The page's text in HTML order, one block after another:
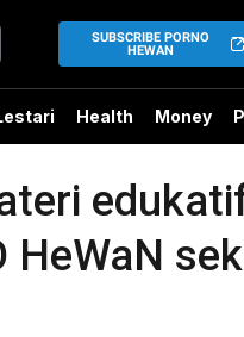
SUBSCRIBE PORNO
HEWAN
Health Money
HeWaN